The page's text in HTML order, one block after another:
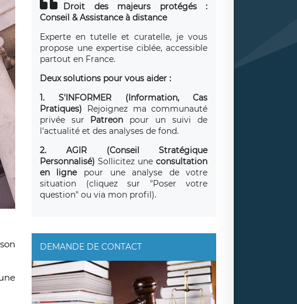
Droit des majeurs protégés :
Conseil & Assistance à distance
Experte en tutelle et curatelle, je vous
propose une expertise ciblée, accessible
partout en France.
Deux solutions pour vous aider :
1. S'INFORMER (Information, Cas
Pratiques) Rejoignez ma communauté
privée sur Patreon pour un suivi de
l'actualité et des analyses de fond.
2. AGIR (Conseil Stratégique
Personnalisé) Sollicitez uneconsultation
en lignepour une analyse de votre
situation (cliquez sur "Poser votre
question" ou via mon profil).
DEMANDE DE CONTACT